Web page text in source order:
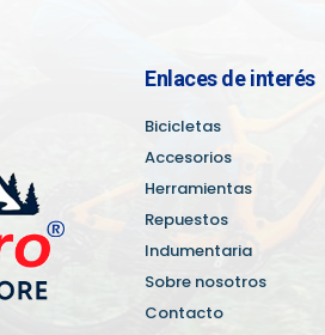
Enlaces de interés
Bicicletas
Accesorios
Herramientas
Repuestos
Indumentaria
Sobre nosotros
Contacto